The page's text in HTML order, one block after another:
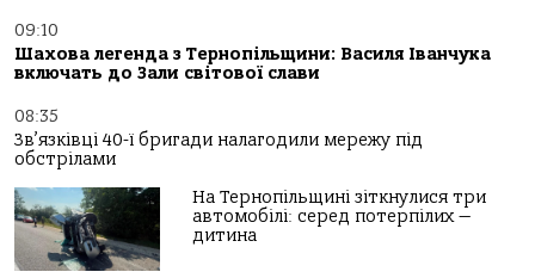
09:10
Шахова легенда з Тернопільщини: Василя Іванчука
включать до Зали світової слави
08:35
Зв’язківці 40-ї бригади налагодили мережу під
обстрілами
На Тернопільщині зіткнулися три
автомобілі: серед потерпілих —
дитина